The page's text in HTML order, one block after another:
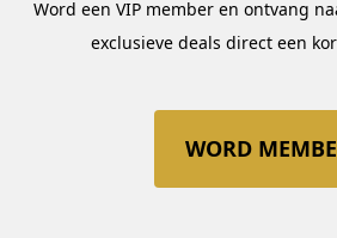
Word een VIP member en ontvang
exclusieve deals direct een
WORD